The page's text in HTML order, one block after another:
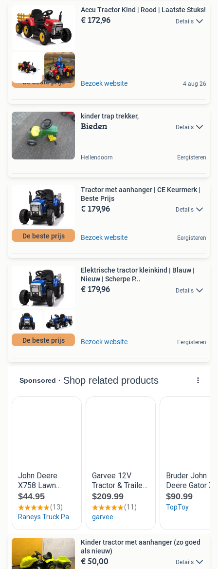
De beste prijs
Accu Tractor Kind | Rood | Laatste Stuks!
€ 172,96 Details
Bezoek website 4 aug 26
kinder trap trekker,
Bieden Details
Hellendoorn Eergisteren
De beste prijs
Tractor met aanhanger | CE Keurmerk |
Beste Prijs
€ 179,96 Details
Bezoek website Eergisteren
De beste prijs
Elektrische tractor kleinkind | Blauw |
Nieuw | Scherpe P...
€ 179,96 Details
Bezoek website Eergisteren
Kinder tractor met aanhanger (zo goed
als nieuw)
€ 50,00 Details